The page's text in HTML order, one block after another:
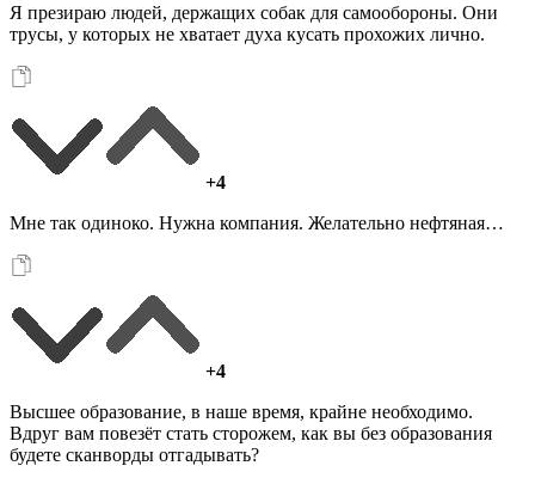
Я презираю людей, держащих собак для самообороны. Они
трусы, у которых не хватает духа кусать прохожих лично.
+4
Мне так одиноко. Нужна компания. Желательно нефтяная…
+4
Высшее образование, в наше время, крайне необходимо.
Вдруг вам повезёт стать сторожем, как вы без образования
будете сканворды отгадывать?